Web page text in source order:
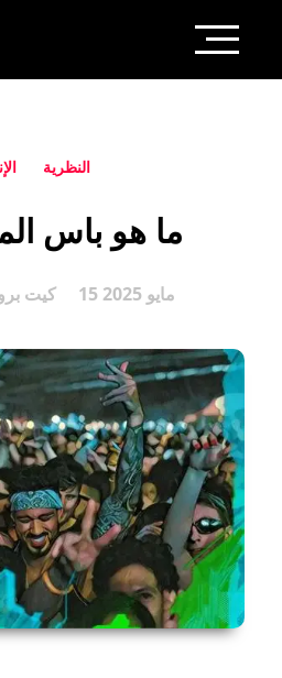
النظرية
ما هو باس
كيت 15 مايو 2025